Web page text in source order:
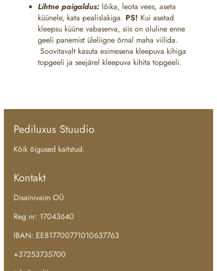
Lihtne paigaldus: lõika, leota vees, aseta
küünele, kata pealislakiga. PS! Kui asetad
kleepsu küüne vabaserva, siis on oluline enne
geeli panemist üleliigne õrnal maha viilida.
Soovitavalt kasuta esimesena kleepuva kihiga
topgeeli ja seejärel kleepuva kihita topgeeli.
Pediluxus Stuudio
Kõik õigused kaitstud.
Kontakt
Disainivaim OÜ
Reg nr: 17043640
IBAN: EE817700771010637763
+37253735700